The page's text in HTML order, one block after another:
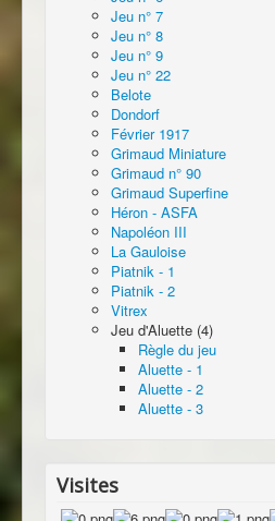
Jeu n° 7
Jeu n° 8
Jeu n° 9
Jeu n° 22
Belote
Dondorf
Février 1917
Grimaud Miniature
Grimaud n° 90
Grimaud Superfine
Héron - ASFA
Napoléon III
La Gauloise
Piatnik - 1
Piatnik - 2
Vitrex
Jeu d'Aluette (4)
Règle du jeu
Aluette - 1
Aluette - 2
Aluette - 3
Visites